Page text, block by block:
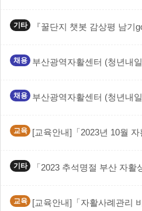
기타
채용
채용
교육
기타
교육